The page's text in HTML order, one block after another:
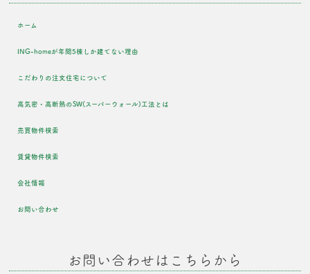
ホーム
ING-homeが年間5棟しか建てない理由
こだわりの注文住宅について
高気密・高断熱のSW(スーパーウォール)工法とは
売買物件検索
賃貸物件検索
会社情報
お問い合わせ
お問い合わせはこちらから